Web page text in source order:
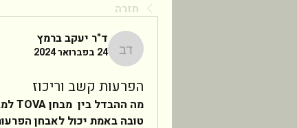
חזרה
ד"ר יעקב ברמץ
ד"ר יעקב ברמץ
24 בפברואר 2024
הפרעות קשב וריכוז